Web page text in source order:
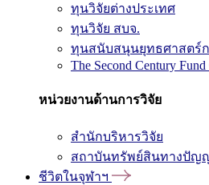
ทุนวิจัยต่างประเทศ
ทุนวิจัย สบจ.
ทุนสนับสนุนยุทธศาสตร์ก
The Second Century
หน่วยงานด้านการวิจัย
สำนักบริหารวิจัย
สถาบันทรัพย์สินทางปัญ
ชีวิตในจุฬาฯ